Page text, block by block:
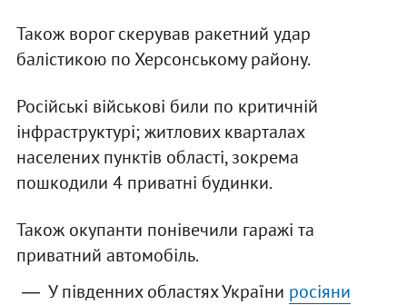
Також ворог скерував ракетний удар
балістикою по Херсонському району.
Російські військові били по критичній
інфраструктурі; житлових кварталах
населених пунктів області, зокрема
пошкодили 4 приватні будинки.
Також окупанти понівечили гаражі та
приватний автомобіль.
У південних областях України росіяни